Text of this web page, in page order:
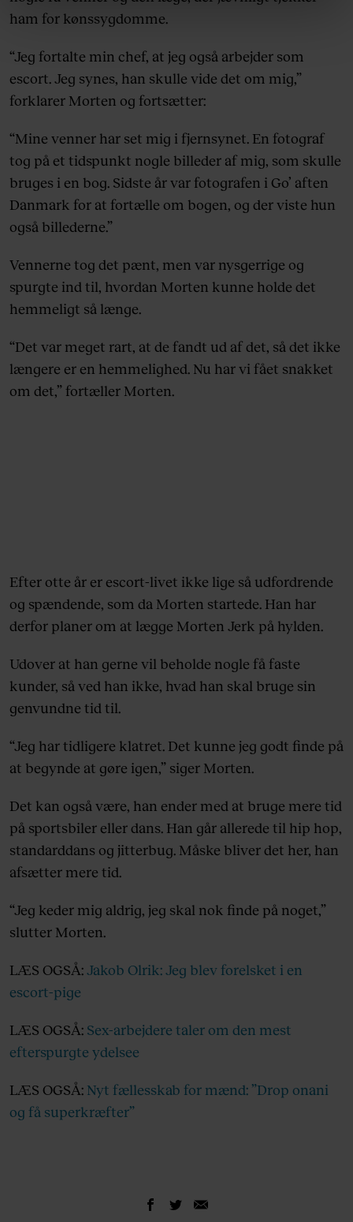
om vores brug af cookies, samarbejdspartnere og
hermed i både voresprivatlivspolitikogcookiepolitik
ham for kønssygdomme.
“Jeg fortalte min chef, at jeg også arbejder som
escort. Jeg synes, han skulle vide det om mig,”
forklarer Morten og fortsætter:
“Mine venner har set mig i fjernsynet. En fotograf
tog på et tidspunkt nogle billeder af mig, som skulle
bruges i en bog. Sidste år var fotografen i Go’ aften
Danmark for at fortælle om bogen, og der viste hun
også billederne.”
Vennerne tog det pænt, men var nysgerrige og
spurgte ind til, hvordan Morten kunne holde det
hemmeligt så længe.
“Det var meget rart, at de fandt ud af det, så det ikke
længere er en hemmelighed. Nu har vi fået snakket
om det,” fortæller Morten.
Efter otte år er escort-livet ikke lige så udfordrende
og spændende, som da Morten startede. Han har
derfor planer om at lægge Morten Jerk på hylden.
Udover at han gerne vil beholde nogle få faste
kunder, så ved han ikke, hvad han skal bruge sin
genvundne tid til.
“Jeg har tidligere klatret. Det kunne jeg godt finde på
at begynde at gøre igen,” siger Morten.
Det kan også være, han ender med at bruge mere tid
på sportsbiler eller dans. Han går allerede til hip hop,
standarddans og jitterbug. Måske bliver det her, han
afsætter mere tid.
“Jeg keder mig aldrig, jeg skal nok finde på noget,”
slutter Morten.
LÆS OGSÅ:Jakob Olrik: Jeg blev forelsket i en
escort-pige
LÆS OGSÅ: Sex-arbejdere taler om den mest
efterspurgte ydelsee
LÆS OGSÅ: Nyt fællesskab for mænd: ”Drop onani
og få superkræfter”